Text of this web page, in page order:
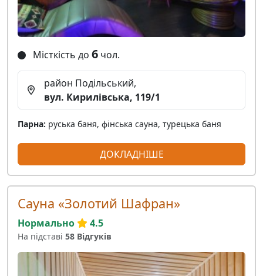
Місткість до 6 чол.
район Подільський,
вул. Кирилівська, 119/1
Парна: руська баня, фінська сауна, турецька баня
ДОКЛАДНІШЕ
Сауна «Золотий Шафран»
Нормально 4.5
На підставі 58 Відгуків